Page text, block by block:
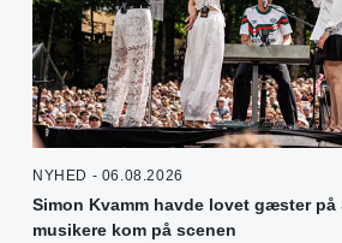
NYHED - 06.08.2026
Simon Kvamm havde lovet gæster på
musikere kom på scenen